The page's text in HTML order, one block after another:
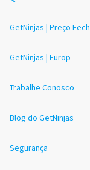
GetNinjas | Preço
GetNinjas | Europ
Trabalhe Conosco
Blog do GetNinjas
Segurança